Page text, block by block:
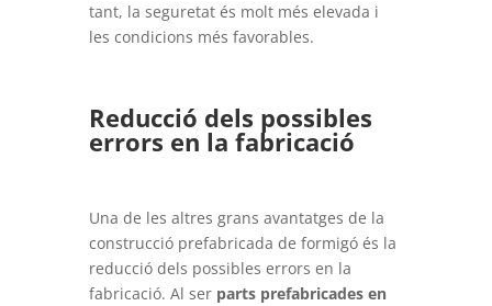
tant, la seguretat és molt més elevada i
les condicions més favorables.
Reducció dels possibles
errors en la fabricació
Una de les altres grans avantatges de la
construcció prefabricada de formigó és la
reducció dels possibles errors en la
fabricació. Al ser parts prefabricades en